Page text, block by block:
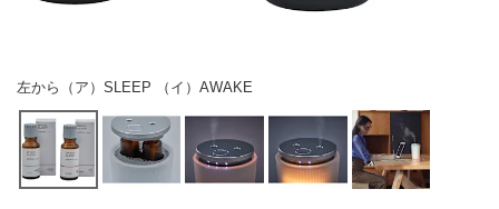
左から（ア）SLEEP （イ）AWAKE